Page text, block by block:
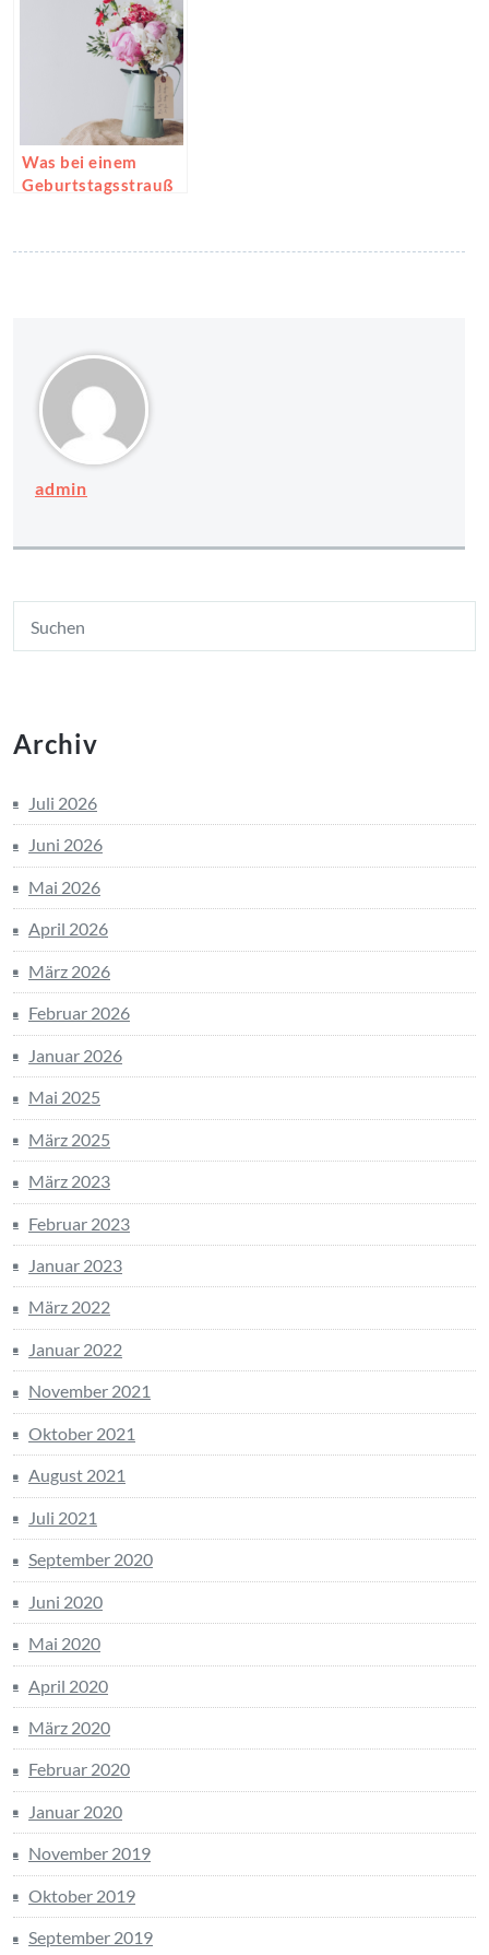
Was bei einem
Geburtstagsstrauß
admin
Archiv
Juli 2026
Juni 2026
Mai 2026
April 2026
März 2026
Februar 2026
Januar 2026
Mai 2025
März 2025
März 2023
Februar 2023
Januar 2023
März 2022
Januar 2022
November 2021
Oktober 2021
August 2021
Juli 2021
September 2020
Juni 2020
Mai 2020
April 2020
März 2020
Februar 2020
Januar 2020
November 2019
Oktober 2019
September 2019